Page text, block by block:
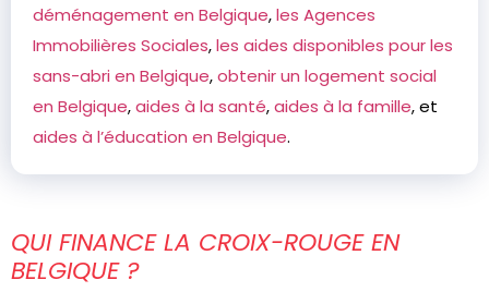
déménagement en Belgique,les Agences
Immobilières Sociales,les aides disponibles pour les
sans-abri en Belgique,obtenir un logement social
en Belgique,aides à la santé,aides à la famille, et
aides à l’éducation en Belgique.
QUI FINANCE LA CROIX-ROUGE EN
BELGIQUE ?